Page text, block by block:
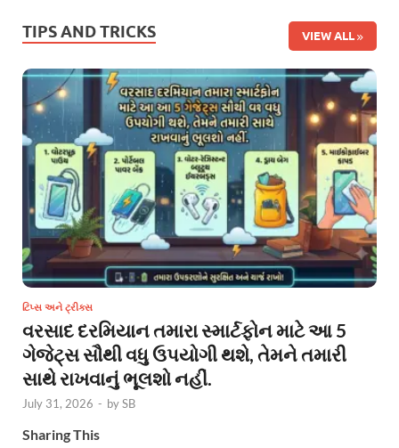
TIPS AND TRICKS VIEW ALL
ટિપ્સ અને ટ્રીક્સ
વરસાદ દરમિયાન તમારા સ્માર્ટફોન માટે આ 5
ગેજેટ્સ સૌથી વધુ ઉપયોગી થશે, તેમને તમારી
સાથે રાખવાનું ભૂલશો નહીં.
July 31, 2026 - bySB
Sharing This